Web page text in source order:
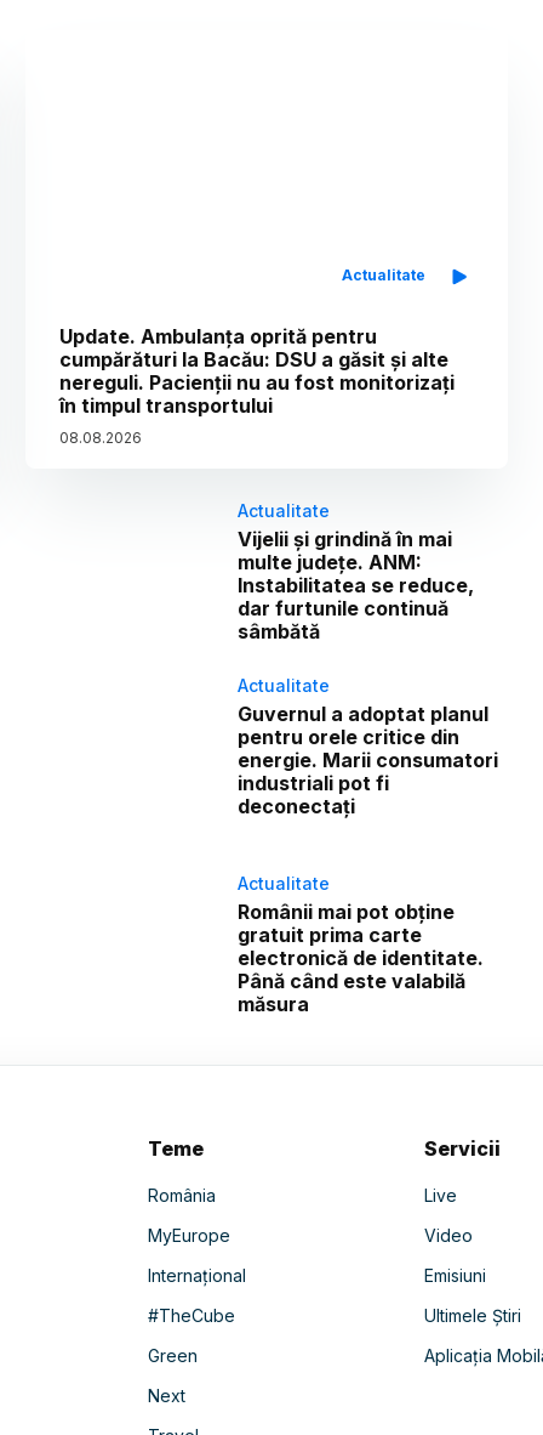
Actualitate
Update. Ambulanța oprită pentru
cumpărături la Bacău: DSU a găsit și alte
nereguli. Pacienții nu au fost monitorizați
în timpul transportului
08.08.2026
Actualitate
Vijelii și grindină în mai
multe județe. ANM:
Instabilitatea se reduce,
dar furtunile continuă
sâmbătă
Actualitate
Guvernul a adoptat planul
pentru orele critice din
energie. Marii consumatori
industriali pot fi
deconectați
Actualitate
Românii mai pot obține
gratuit prima carte
electronică de identitate.
Până când este valabilă
măsura
Teme
România
MyEurope
Internațional
#TheCube
Green
Next
Servicii
Live
Video
Emisiuni
Ultimele Știri
Aplicația